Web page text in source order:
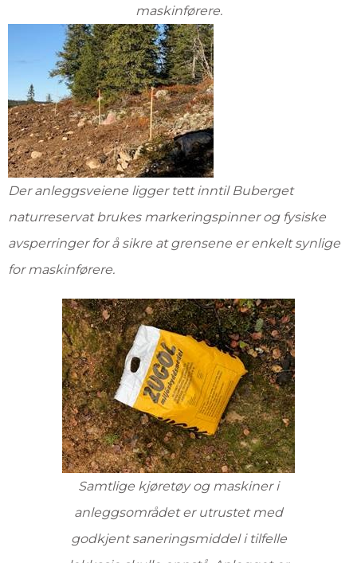
maskinførere.
Der anleggsveiene ligger tett inntil Buberget
naturreservat brukes markeringspinner og fysiske
avsperringer for å sikre at grensene er enkelt synlige
for maskinførere.
Samtlige kjøretøy og maskiner i
anleggsområdet er utrustet med
godkjent saneringsmiddel i tilfelle